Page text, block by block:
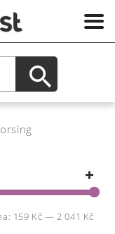
159 Kč — 2 041 Kč